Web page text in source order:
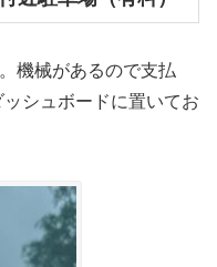
機械があるので支払
シュボードに置いてお